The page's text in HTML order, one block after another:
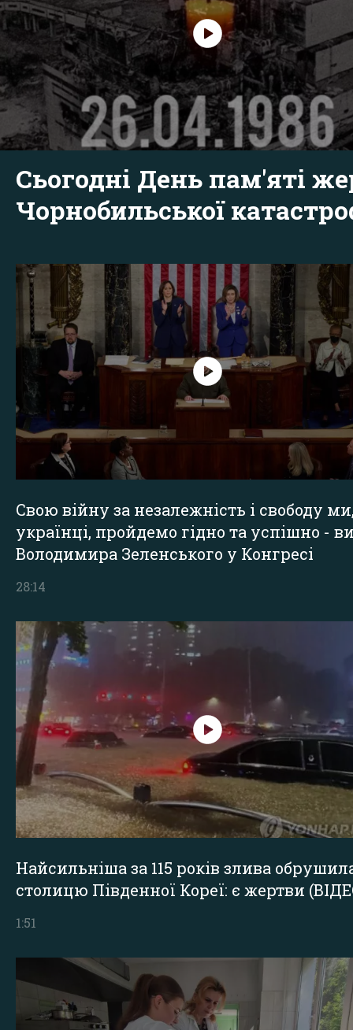
Сьогодні День пам'яті
Чорнобильської
Свою війну за незалежність і свободу
українці, пройдемо гідно та успішно -
Володимира Зеленського у Конгресі
28:14
Найсильніша за 115 років злива
столицю Південної Кореї: є жертви
1:51